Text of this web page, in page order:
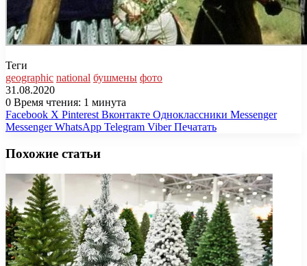
Теги
geographic national бушмены фото
31.08.2020
0 Время чтения: 1 минута
Facebook X Pinterest Вконтакте Одноклассники Messenger
Messenger WhatsApp Telegram Viber Печатать
Похожие статьи